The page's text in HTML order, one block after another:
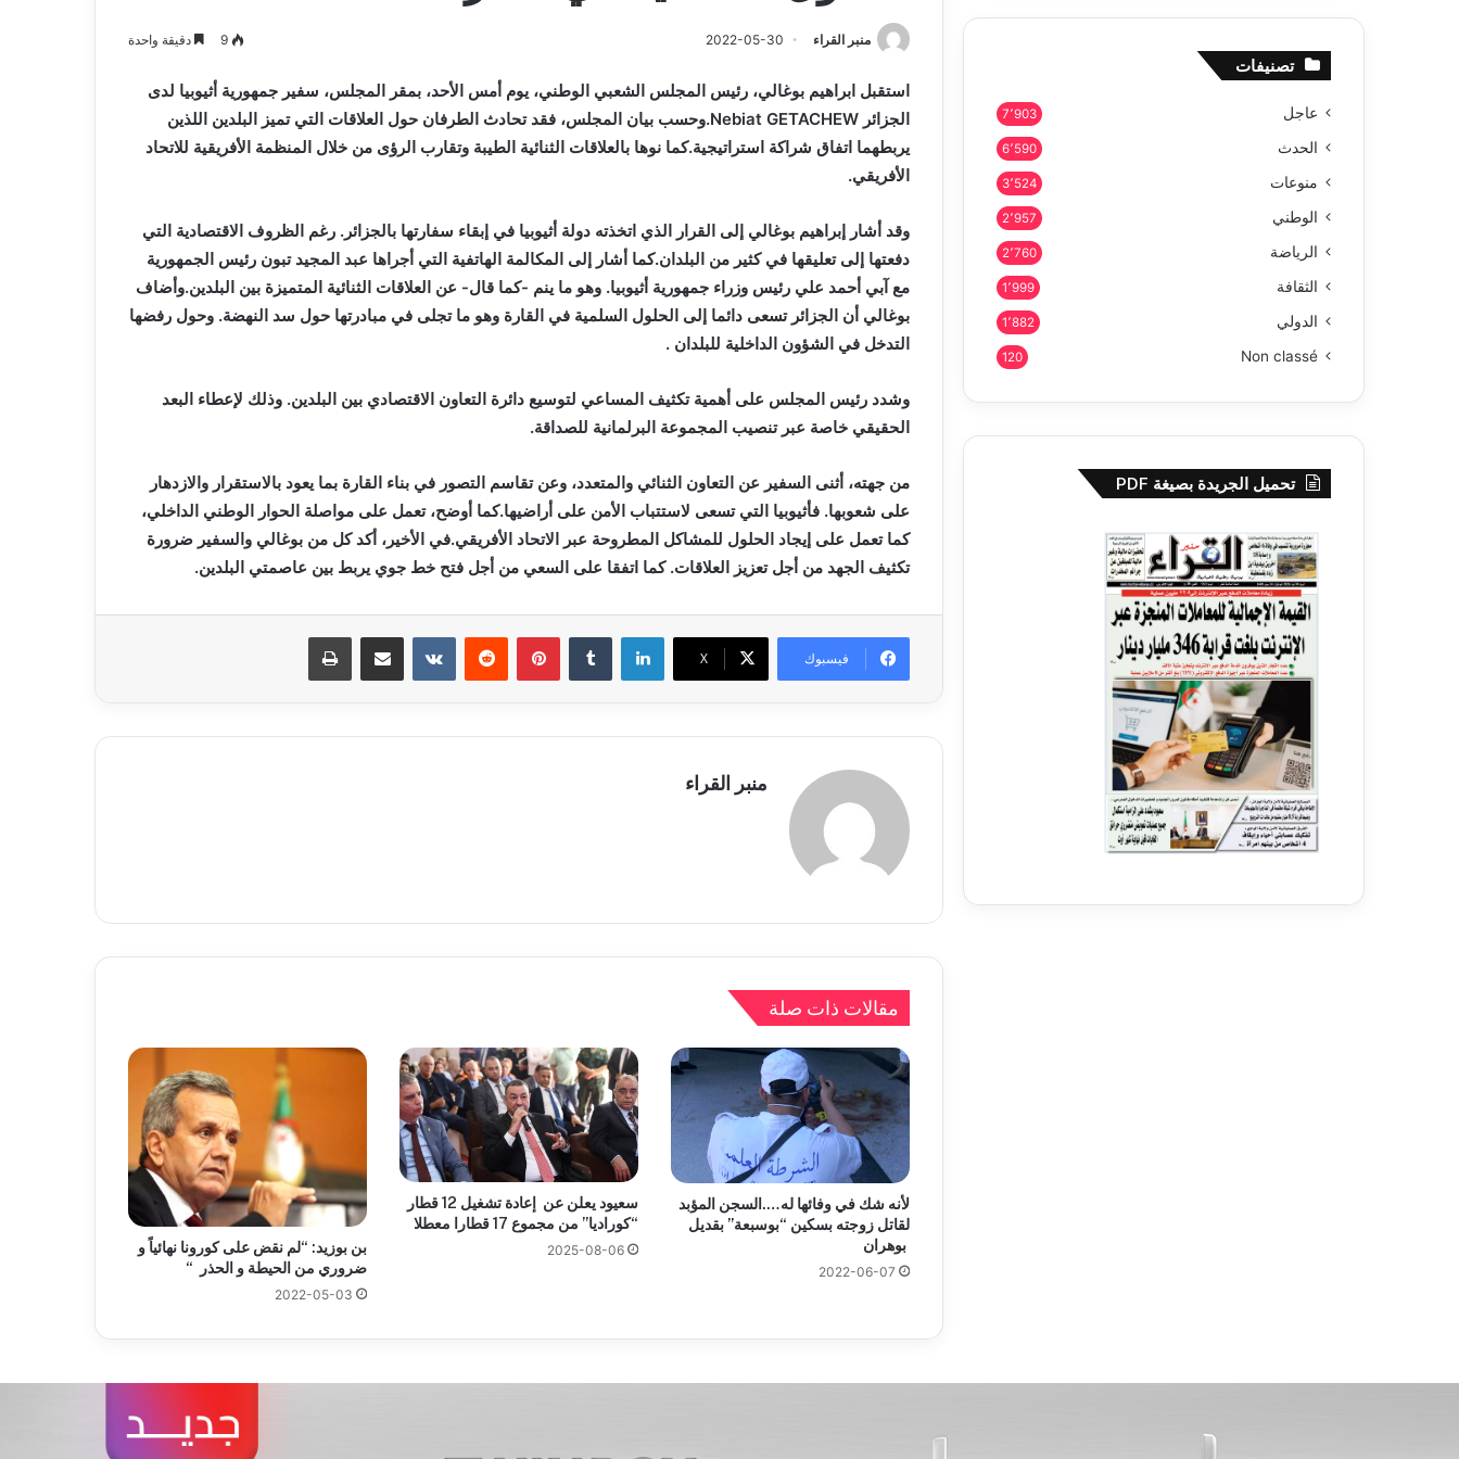
منبر القراء 2022-05-30
9 دقيقة واحدة
استقبل ابراهيم بوغالي، رئيس المجلس الشعبي الوطني، يوم أمس الأحد، بمقر المجلس، سفير جمهورية أثيوبيا لدى
الجزائر Nebiat GETACHEW.وحسب بيان المجلس، فقد تحادث الطرفان حول العلاقات التي تميز البلدين اللذين
يربطهما اتفاق شراكة استراتيجية.كما نوها بالعلاقات الثنائية الطيبة وتقارب الرؤى من خلال المنظمة الأفريقية للاتحاد
الأفريقي.
وقد أشار إبراهيم بوغالي إلى القرار الذي اتخذته دولة أثيوبيا في إبقاء سفارتها بالجزائر. رغم الظروف الاقتصادية التي
دفعتها إلى تعليقها في كثير من البلدان.كما أشار إلى المكالمة الهاتفية التي أجراها عبد المجيد تبون رئيس الجمهورية
مع آبي أحمد علي رئيس وزراء جمهورية أثيوبيا. وهو ما ينم -كما قال- عن العلاقات الثنائية المتميزة بين البلدين.وأضاف
بوغالي أن الجزائر تسعى دائما إلى الحلول السلمية في القارة وهو ما تجلى في مبادرتها حول سد النهضة. وحول رفضها
التدخل في الشؤون الداخلية للبلدان .
وشدد رئيس المجلس على أهمية تكثيف المساعي لتوسيع دائرة التعاون الاقتصادي بين البلدين. وذلك لإعطاء البعد
الحقيقي خاصة عبر تنصيب المجموعة البرلمانية للصداقة.
من جهته، أثنى السفير عن التعاون الثنائي والمتعدد، وعن تقاسم التصور في بناء القارة بما يعود بالاستقرار والازدهار
على شعوبها. فأثيوبيا التي تسعى لاستتباب الأمن على أراضيها.كما أوضح، تعمل على مواصلة الحوار الوطني الداخلي،
كما تعمل على إيجاد الحلول للمشاكل المطروحة عبر الاتحاد الأفريقي.في الأخير، أكد كل من بوغالي والسفير ضرورة
تكثيف الجهد من أجل تعزيز العلاقات. كما اتفقا على السعي من أجل فتح خط جوي يربط بين عاصمتي البلدين.
فيسبوك X
لينكدإن بينتيريست مشاركة عبر البريد
منبر القراء
مقالات ذات صلة
لأنه شك في وفائها له….السجن المؤبد
لقاتل زوجته بسكين “بوسبعة” بقديل
بوهران
2022-06-07
سعيود يعلن عن إعادة تشغيل 12 قطار
“كوراديا” من مجموع 17 قطارا معطلا
2025-08-06
بن بوزيد: “لم نقض على كورونا نهائياً و
ضروري من الحيطة و الحذر “
2022-05-03
تصنيفات
عاجل 7٬903
الحدث 6٬590
منوعات 3٬524
الوطني 2٬957
الرياضة 2٬760
الثقافة 1٬999
الدولي 1٬882
Non classé
120
تحميل الجريدة بصيغة PDF